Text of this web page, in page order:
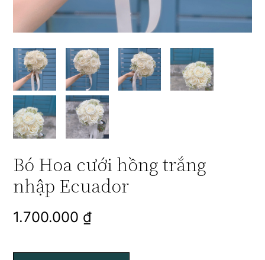
Bó Hoa cưới hồng trắng
nhập Ecuador
1.700.000 ₫